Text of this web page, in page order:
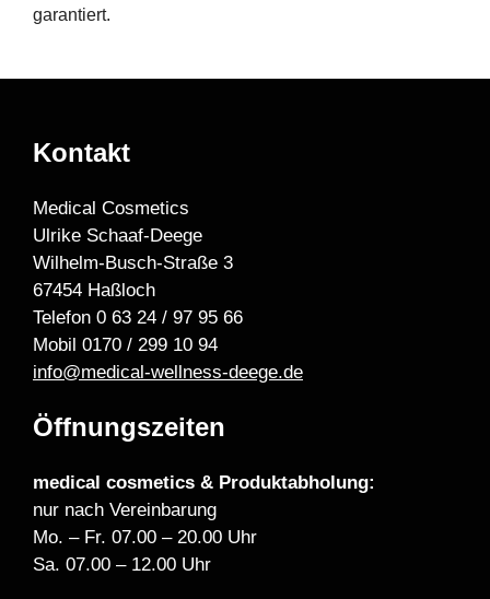
garantiert.
Kontakt
Medical Cosmetics
Ulrike Schaaf-Deege
Wilhelm-Busch-Straße 3
67454 Haßloch
Telefon 0 63 24 / 97 95 66
Mobil 0170 / 299 10 94
info@medical-wellness-deege.de
Öffnungszeiten
medical cosmetics & Produktabholung:
nur nach Vereinbarung
Mo. – Fr. 07.00 – 20.00 Uhr
Sa. 07.00 – 12.00 Uhr